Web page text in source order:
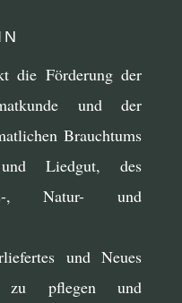
die Förderung der
und der
Brauchtums
und Liedgut, des
, Natur- und
und Neues
zu pflegen und